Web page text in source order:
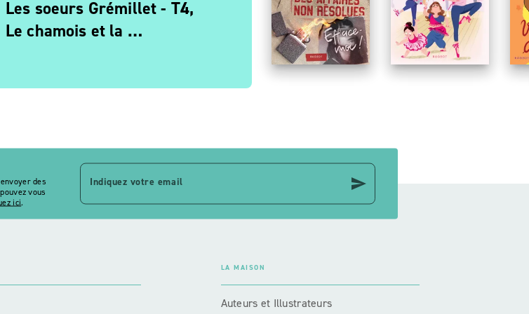
de
en…
Les soeurs Grémillet - T4,
Le chamois et la …
Le bureau des
résolues -
des
vous
ici.
Indiquez votre email send
LA MAISON
Auteurs et Illustrateurs